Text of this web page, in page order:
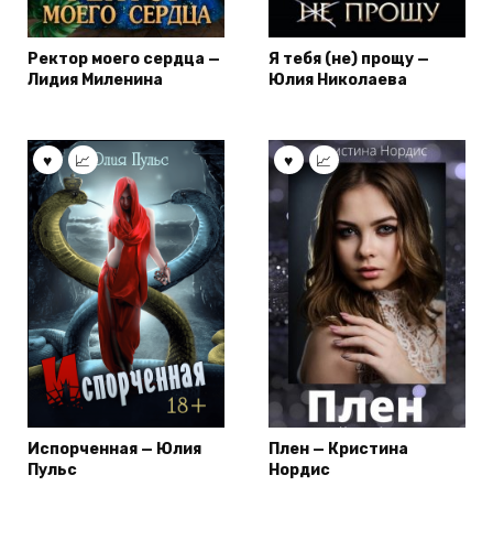
Ректор моего сердца —
Лидия Миленина
Я тебя (не) прощу —
Юлия Николаева
Испорченная — Юлия
Пульс
Плен — Кристина
Нордис